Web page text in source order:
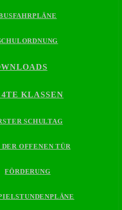
KLASSEN
SCHULTAG
DER OFFENEN TÜR
FÖRDERUNG